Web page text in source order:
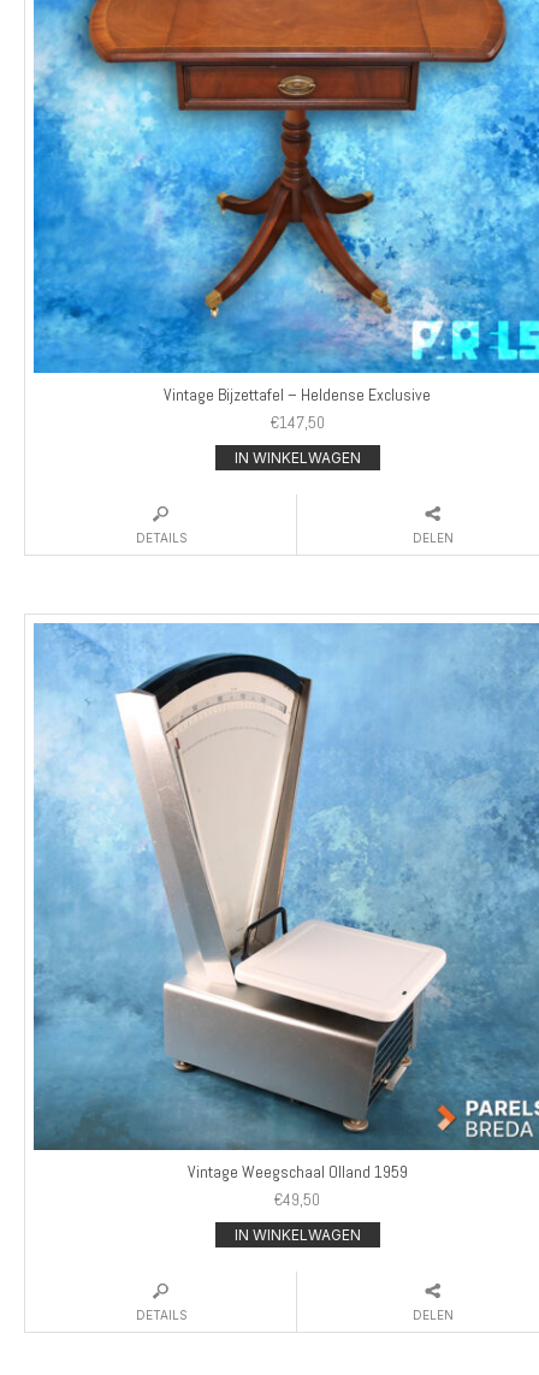
Vintage Bijzettafel – Heldense Exclusive
€147,50
IN WINKELWAGEN
DETAILS DELEN
Vintage Weegschaal Olland 1959
€49,50
IN WINKELWAGEN
DETAILS DELEN